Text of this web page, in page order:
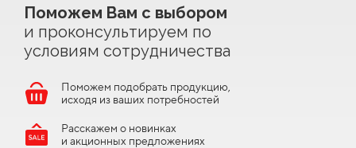
Поможем Вам с выбором
и проконсультируем по
условиям сотрудничества
Поможем подобрать продукцию,
исходя из ваших потребностей
Расскажем о новинках
и акционных предложениях